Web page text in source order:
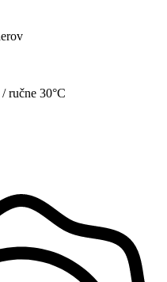
ručne 30°C